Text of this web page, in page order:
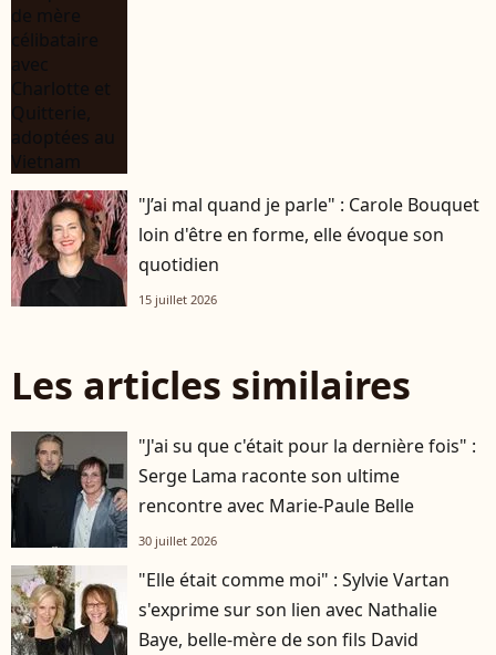
"J’ai mal quand je parle" : Carole Bouquet
loin d'être en forme, elle évoque son
quotidien
15 juillet 2026
Les articles similaires
"J'ai su que c'était pour la dernière fois" :
Serge Lama raconte son ultime
rencontre avec Marie-Paule Belle
30 juillet 2026
"Elle était comme moi" : Sylvie Vartan
s'exprime sur son lien avec Nathalie
Baye, belle-mère de son fils David